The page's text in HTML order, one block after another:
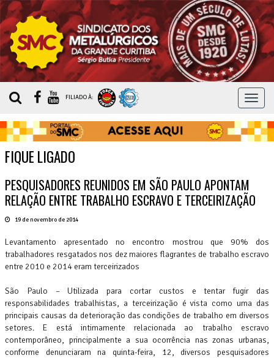
MENU
FILIADO À:
FIQUE LIGADO
PESQUISADORES REUNIDOS EM SÃO PAULO APONTAM
RELAÇÃO ENTRE TRABALHO ESCRAVO E TERCEIRIZAÇÃO
19 de novembro de 2014
Levantamento apresentado no encontro mostrou que 90% dos
trabalhadores resgatados nos dez maiores flagrantes de trabalho escravo
entre 2010 e 2014 eram terceirizados
São Paulo – Utilizada para cortar custos e tentar fugir das
responsabilidades trabalhistas, a terceirização é vista como uma das
principais causas da deterioração das condições de trabalho em diversos
setores. E está intimamente relacionada ao trabalho escravo
contemporâneo, principalmente a sua ocorrência nas zonas urbanas,
conforme denunciaram na quinta-feira, 12, diversos pesquisadores